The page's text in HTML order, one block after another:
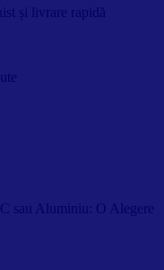
și livrare rapidă
sau Aluminiu: O Alegere